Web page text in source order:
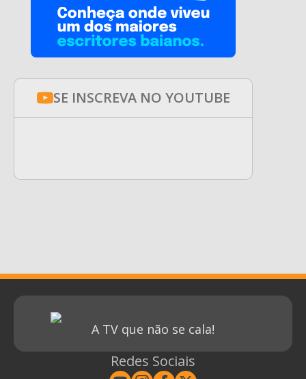
SE INSCREVA NO YOUTUBE
A TV que não se cala!
Redes Sociais